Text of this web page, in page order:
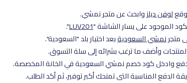
لوفن ديلزوابحث عن متجر نمشي.
الموجود على يسار الشاشة "LUV201
".
متجرنمشي السعوديةبعد اختيار بلد "السعودية".
وأضف ما ترغب بشرائه إلى سلة التسوق.
وادخل كود خصم نمشي السعودية في الخانة المخصصة.
الدفع المناسبة التي تمنحك أكبر توفير، ثم أكد الطلب.